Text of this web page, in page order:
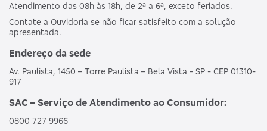
Atendimento das 08h às 18h, de 2ª a 6ª, exceto feriados.
Contate a Ouvidoria se não ficar satisfeito com a solução
apresentada.
Endereço da sede
Av. Paulista, 1450 – Torre Paulista – Bela Vista - SP - CEP 01310-
917
SAC – Serviço de Atendimento ao Consumidor:
0800 727 9966